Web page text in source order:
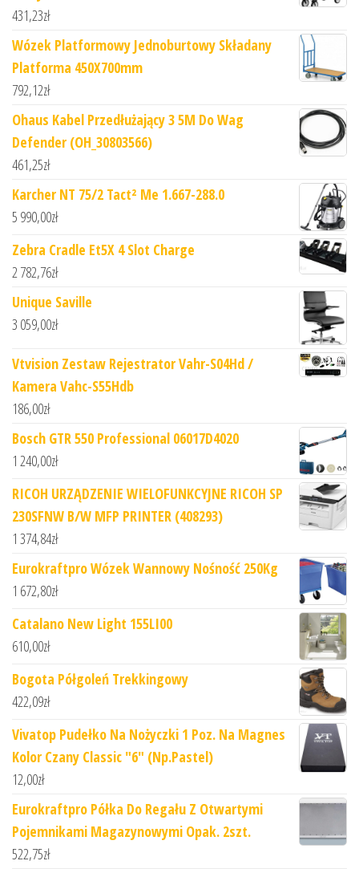
431,23zł
Wózek Platformowy Jednoburtowy Składany
Platforma 450X700mm
792,12zł
Ohaus Kabel Przedłużający 3 5M Do Wag
Defender (OH_30803566)
461,25zł
Karcher NT 75/2 Tact² Me 1.667-288.0
5 990,00zł
Zebra Cradle Et5X 4 Slot Charge
2 782,76zł
Unique Saville
3 059,00zł
Vtvision Zestaw Rejestrator Vahr-S04Hd /
Kamera Vahc-S55Hdb
186,00zł
Bosch GTR 550 Professional 06017D4020
1 240,00zł
RICOH URZĄDZENIE WIELOFUNKCYJNE RICOH SP
230SFNW B/W MFP PRINTER (408293)
1 374,84zł
Eurokraftpro Wózek Wannowy Nośność 250Kg
1 672,80zł
Catalano New Light 155LI00
610,00zł
Bogota Półgoleń Trekkingowy
422,09zł
Vivatop Pudełko Na Nożyczki 1 Poz. Na Magnes
Kolor Czany Classic "6" (Np.Pastel)
12,00zł
Eurokraftpro Półka Do Regału Z Otwartymi
Pojemnikami Magazynowymi Opak. 2szt.
522,75zł